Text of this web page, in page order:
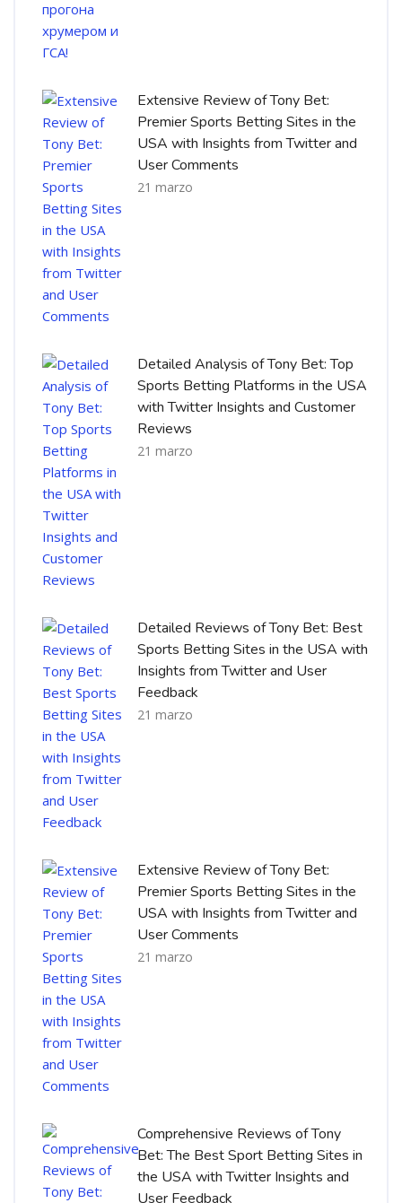
Extensive Review of Tony Bet:
Premier Sports Betting Sites in the
USA with Insights from Twitter and
User Comments
21 marzo
Detailed Analysis of Tony Bet: Top
Sports Betting Platforms in the USA
with Twitter Insights and Customer
Reviews
21 marzo
Detailed Reviews of Tony Bet: Best
Sports Betting Sites in the USA with
Insights from Twitter and User
Feedback
21 marzo
Extensive Review of Tony Bet:
Premier Sports Betting Sites in the
USA with Insights from Twitter and
User Comments
21 marzo
Comprehensive Reviews of Tony
Bet: The Best Sport Betting Sites in
the USA with Twitter Insights and
User Feedback